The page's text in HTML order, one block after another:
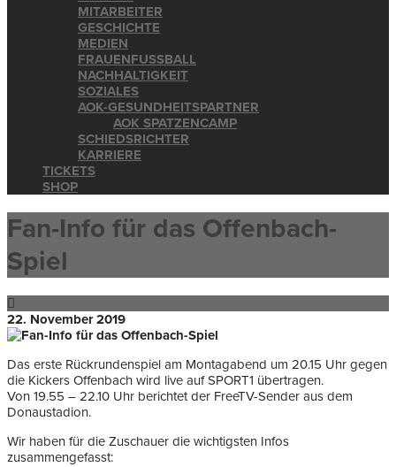
MITARBEITER
GESCHICHTE
MEDIEN
FRAUENFUSSBALL
NACHHALTIGKEIT
SOZIALES
AOK-GESUNDHEITSPARTNER
AOK SPATZENCAMP
SCHIEDSRICHTER
KARRIERE
TICKETS
SHOP
Fan-Info für das Offenbach-
Spiel
22. November 2019
Das erste Rückrundenspiel am Montagabend um 20.15 Uhr gegen
die Kickers Offenbach wird live auf SPORT1 übertragen.
Von 19.55 – 22.10 Uhr berichtet der FreeTV-Sender aus dem
Donaustadion.
Wir haben für die Zuschauer die wichtigsten Infos
zusammengefasst: